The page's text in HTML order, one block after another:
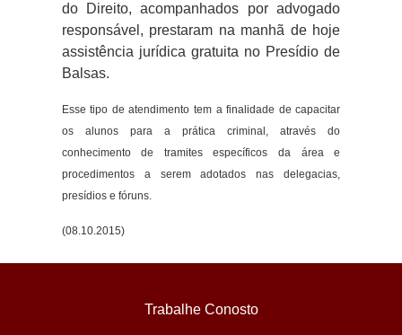
do Direito, acompanhados por advogado
responsável, prestaram na manhã de hoje
assistência jurídica gratuita no Presídio de
Balsas.
Esse tipo de atendimento tem a finalidade de capacitar
os alunos para a prática criminal, através do
conhecimento de tramites específicos da área e
procedimentos a serem adotados nas delegacias,
presídios e fóruns.
(08.10.2015)
Trabalhe Conosto